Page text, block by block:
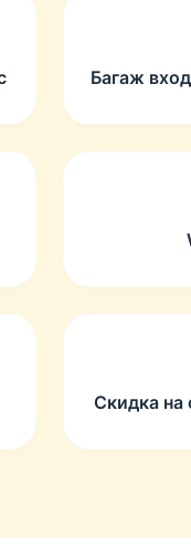
Багаж
Скидка на